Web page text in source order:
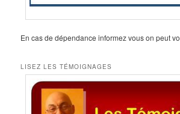
En cas de dépendance informez vous on peut
LISEZ LES TÉMOIGNAGES